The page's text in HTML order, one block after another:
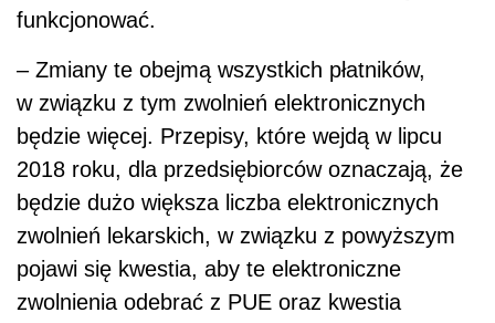
funkcjonować.
– Zmiany te obejmą wszystkich płatników,
w związku z tym zwolnień elektronicznych
będzie więcej. Przepisy, które wejdą w lipcu
2018 roku, dla przedsiębiorców oznaczają, że
będzie dużo większa liczba elektronicznych
zwolnień lekarskich, w związku z powyższym
pojawi się kwestia, aby te elektroniczne
zwolnienia odebrać z PUE oraz kwestia